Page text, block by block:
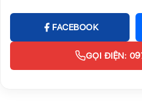
FACEBOOK
GỌI ĐIỆN: